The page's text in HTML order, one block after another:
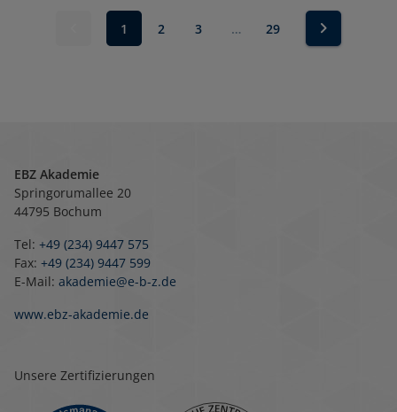
1 2 3 … 29
EBZ Akademie
Springorumallee 20
44795 Bochum
Tel: +49 (234) 9447 575
Fax: +49 (234) 9447 599
E-Mail: akademie@e-b-z.de
www.ebz-akademie.de
Unsere Zertifizierungen